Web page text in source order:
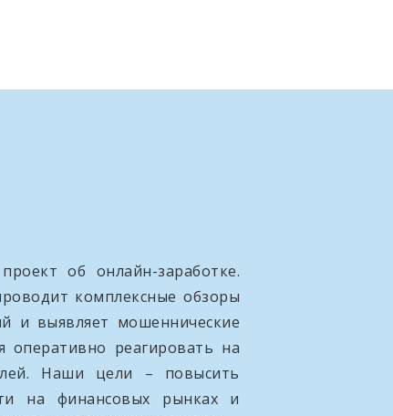
об онлайн-заработке.
комплексные обзоры
и выявляет мошеннические
оперативно реагировать на
Наши цели – повысить
на финансовых рынках и